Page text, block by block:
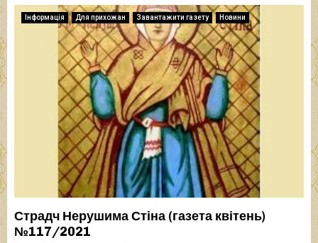
Інформація Для прихожан Завантажити газету Новини
Страдч Нерушима Стіна (газета квітень)
№117/2021